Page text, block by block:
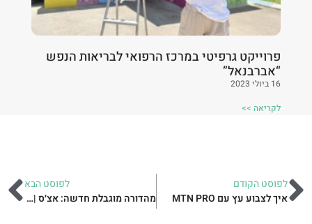
פרוייקט גרפיטי במרכז הרפואי לבריאות הנפש
“אברבנאל”
16 ביולי 2023
לקריאה >>
לפוסט הקודם
איך לצבוע עץ עם MTN PRO
לפוסט הבא
מהדורה מוגבלת חדשה: אצ׳ס | ACHES